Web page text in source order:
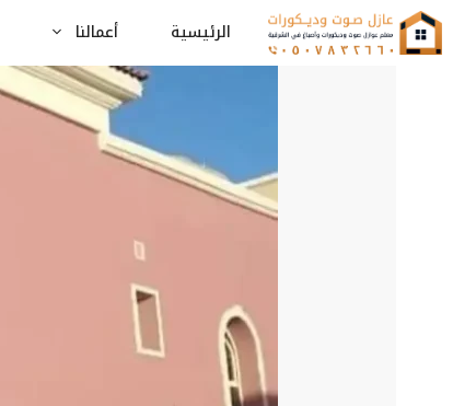
انتقل
إلى
المحتوى
الرئيسية أعمالنا